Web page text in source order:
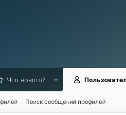
Что нового?
Поиск сообщений профилей